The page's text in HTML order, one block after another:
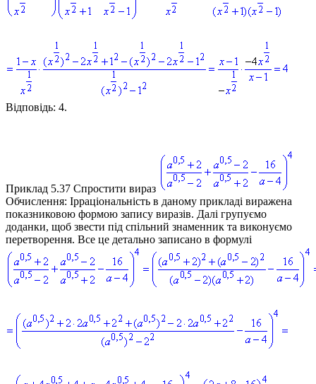
Відповідь: 4.
Приклад 5.37 Спростити вираз
Обчислення: Ірраціональність в даному прикладі виражена
показниковою формою запису виразів. Далі групуємо
доданки, щоб звести під спільний знаменник та виконуємо
перетворення. Все це детально записано в формулі